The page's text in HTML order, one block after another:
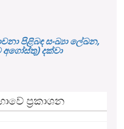
පිළිබඳ සංඛ්‍යා ලේඛන,
අගෝස්තු) දක්වා
ප්‍රකාශන